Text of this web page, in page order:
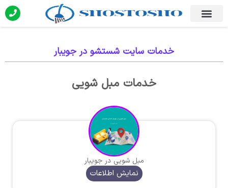
خدمات سایت شستشو در جویبار
خدمات مبل شویی
مبل شویی در جویبار
نمایش اطلاعات